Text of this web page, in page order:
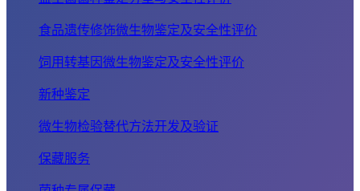
食品遗传修饰微生物鉴定及安全性评价
饲用转基因微生物鉴定及安全性评价
新种鉴定
微生物检验替代方法开发及验证
保藏服务